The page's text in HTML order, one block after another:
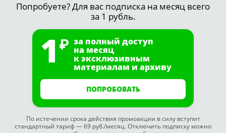
Попробуете? Для вас подписка на месяц всего
за 1 рубль.
1 за полный доступ
на месяц
к эксклюзивным
материалам и архиву
ПОПРОБОВАТЬ
По истечении срока действия промоакции в силу вступит
стандартный тариф — 69 руб./месяц. Отключить подписку можно